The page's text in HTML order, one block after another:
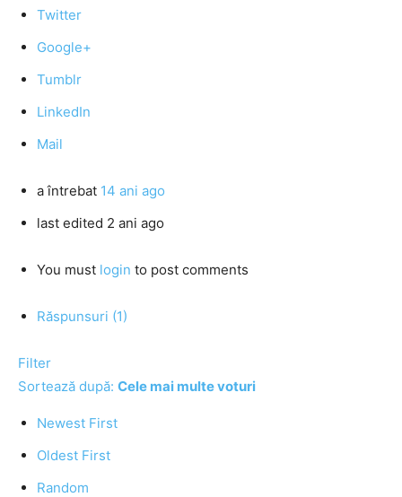
Twitter
Google+
Tumblr
LinkedIn
Mail
a întrebat 14 ani ago
last edited 2 ani ago
You must login to post comments
Răspunsuri (1)
Filter
Sortează după: Cele mai multe voturi
Newest First
Oldest First
Random